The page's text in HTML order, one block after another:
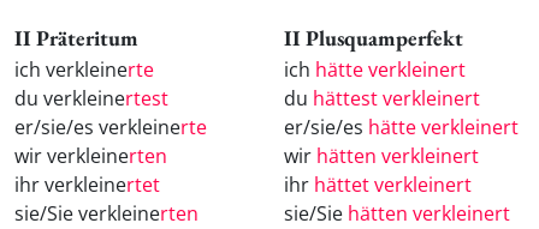
II Präteritum
ich verkleinerte
du verkleinertest
er/sie/es verkleinerte
wir verkleinerten
ihr verkleinertet
sie/Sie verkleinerten
II Plusquamperfekt
ich hätte verkleinert
du hättest verkleinert
er/sie/es hätte verkleinert
wir hätten verkleinert
ihr hättet verkleinert
sie/Sie hätten verkleinert